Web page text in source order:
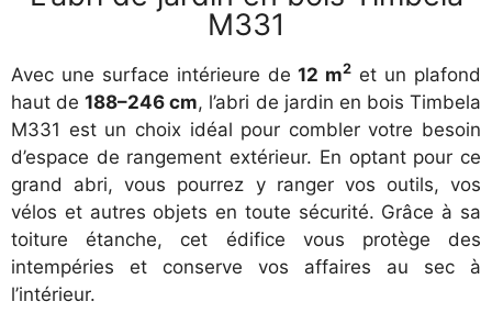
M331
Avec une surface intérieure de12 m2 et un plafond
haut de188–246 cm, l’abri de jardin en bois Timbela
M331 est un choix idéal pour combler votre besoin
d’espace de rangement extérieur. En optant pour ce
grand abri, vous pourrez y ranger vos outils, vos
vélos et autres objets en toute sécurité. Grâce à sa
toiture étanche, cet édifice vous protège des
intempéries et conserve vos affaires au sec à
l’intérieur.